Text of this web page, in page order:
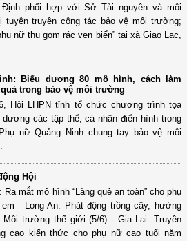
Định phối hợp với Sở Tài nguyên và môi
truyền công tác bảo vệ môi trường;
nữ thu gom rác ven biển” tại xã Giao Lạc,
Biểu dương 80 mô hình, cách làm
quả trong bảo vệ môi trường
Hội LHPN tỉnh tổ chức chương trình tọa
dương các tập thể, cá nhân điển hình trong
nữ Quảng Ninh chung tay bảo vệ môi
Hội
Ra mắt mô hình “Làng quê an toàn” cho phụ
- Long An: Phát động trồng cây, hưởng
Môi trường thế giới (5/6) - Gia Lai: Truyền
cao kiến thức cho phụ nữ cao tuổi năm